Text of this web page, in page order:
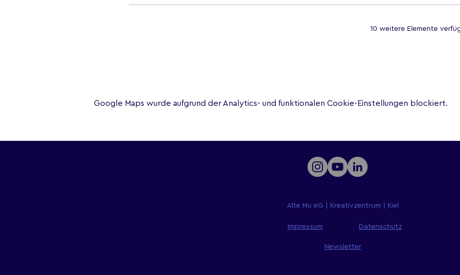
10 weitere Elemente
Google Maps wurde aufgrund der Analytics- und funktionalen Cookie-Einstellungen blockiert.
Alte Mu eG | Kreativzentrum | Kiel
Impressum Datenschutz
Newsletter